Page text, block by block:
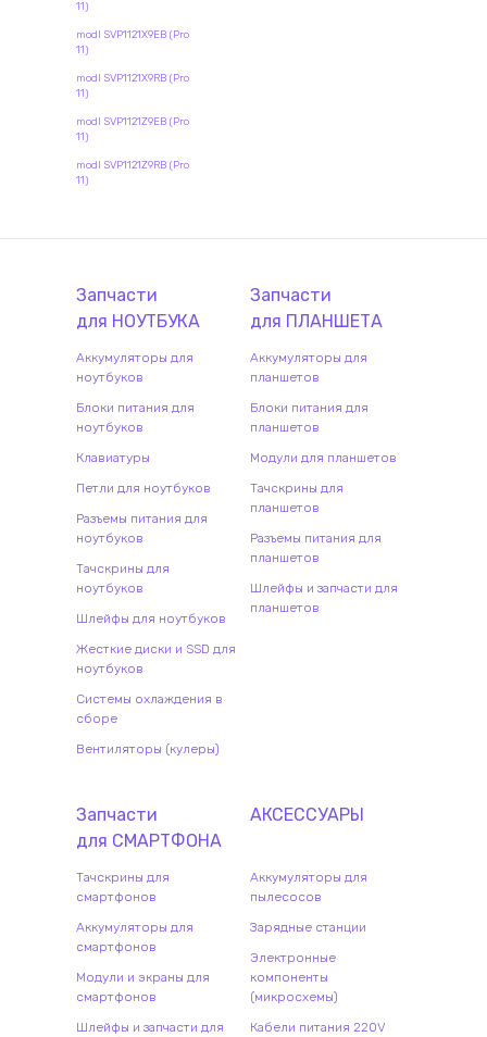
11)
modl SVP1121X9EB (Pro
11)
modl SVP1121X9RB (Pro
11)
modl SVP1121Z9EB (Pro
11)
modl SVP1121Z9RB (Pro
11)
Запчасти
для НОУТБУКА
Аккумуляторы для
ноутбуков
Блоки питания для
ноутбуков
Клавиатуры
Петли для ноутбуков
Разъемы питания для
ноутбуков
Тачскрины для
ноутбуков
Шлейфы для ноутбуков
Жесткие диски и SSD для
ноутбуков
Системы охлаждения в
сборе
Вентиляторы (кулеры)
Запчасти
для ПЛАНШЕТА
Аккумуляторы для
планшетов
Блоки питания для
планшетов
Модули для планшетов
Тачскрины для
планшетов
Разъемы питания для
планшетов
Шлейфы и запчасти для
планшетов
Запчасти
для СМАРТФОНА
Тачскрины для
смартфонов
Аккумуляторы для
смартфонов
Модули и экраны для
смартфонов
Шлейфы и запчасти для
АКСЕССУАРЫ
Аккумуляторы для
пылесосов
Зарядные станции
Электронные
компоненты
(микросхемы)
Кабели питания 220V